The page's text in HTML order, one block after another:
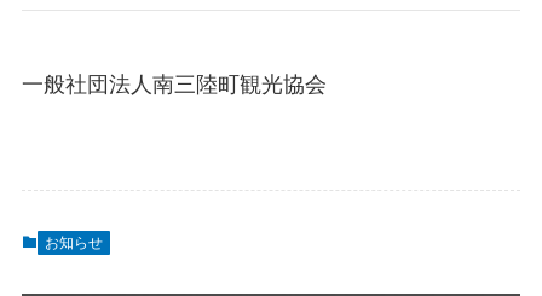
一般社団法人南三陸町観光協会
お知らせ